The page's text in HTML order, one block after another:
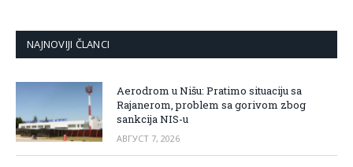
NAJNOVIJI ČLANCI
Aerodrom u Nišu: Pratimo situaciju sa
Rajanerom, problem sa gorivom zbog
sankcija NIS-u
АВГУСТ 7, 2026